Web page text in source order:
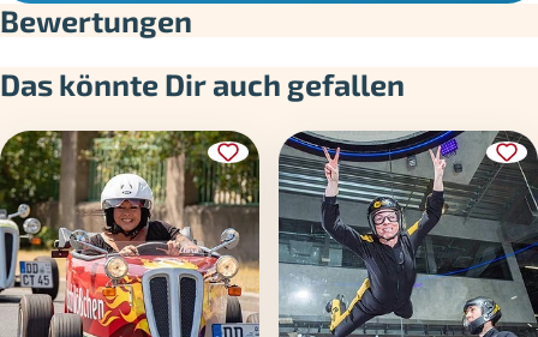
Bewertungen
Das könnte Dir auch gefallen